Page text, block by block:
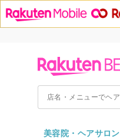
美容院・ヘアサロン